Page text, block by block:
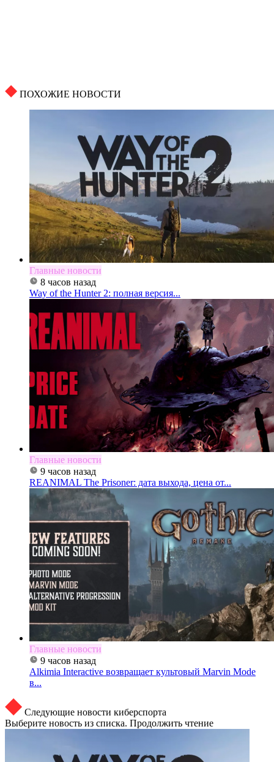
ПОХОЖИЕ НОВОСТИ
Главные новости
8 часов назад
Way of the Hunter 2: полная версия...
Главные новости
9 часов назад
REANIMAL The Prisoner: дата выхода, цена от...
Главные новости
9 часов назад
Alkimia Interactive возвращает культовый Marvin Mode
в...
Следующие новости киберспорта
Выберите новость из списка. Продолжить чтение